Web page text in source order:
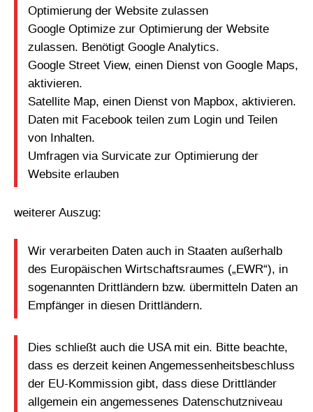
Optimierung der Website zulassen
Google Optimize zur Optimierung der Website
zulassen. Benötigt Google Analytics.
Google Street View, einen Dienst von Google Maps,
aktivieren.
Satellite Map, einen Dienst von Mapbox, aktivieren.
Daten mit Facebook teilen zum Login und Teilen
von Inhalten.
Umfragen via Survicate zur Optimierung der
Website erlauben
weiterer Auszug:
Wir verarbeiten Daten auch in Staaten außerhalb
des Europäischen Wirtschaftsraumes („EWR“), in
sogenannten Drittländern bzw. übermitteln Daten an
Empfänger in diesen Drittländern.
Dies schließt auch die USA mit ein. Bitte beachte,
dass es derzeit keinen Angemessenheitsbeschluss
der EU-Kommission gibt, dass diese Drittländer
allgemein ein angemessenes Datenschutzniveau